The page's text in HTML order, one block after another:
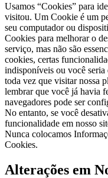
Usamos “Cookies” para
visitou. Um Cookie é um
seu computador ou
Cookies para melhorar o
serviço, mas não são
cookies, certas
indisponíveis ou você seria
toda vez que visitar nossa
lembrar que você já havia
navegadores pode ser
No entanto, se você
funcionalidade em nosso
Nunca colocamos
Cookies.
Alterações em